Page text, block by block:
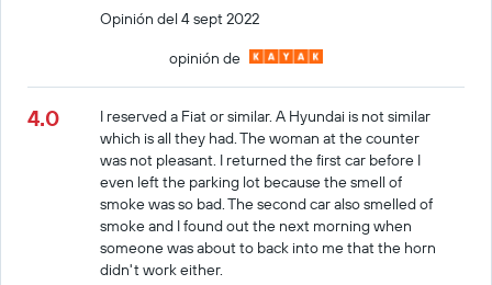
Opinión del 4 sept 2022
opinión de
4.0
I reserved a Fiat or similar. A Hyundai is not similar
which is all they had. The woman at the counter
was not pleasant. I returned the first car before I
even left the parking lot because the smell of
smoke was so bad. The second car also smelled of
smoke and I found out the next morning when
someone was about to back into me that the horn
didn't work either.